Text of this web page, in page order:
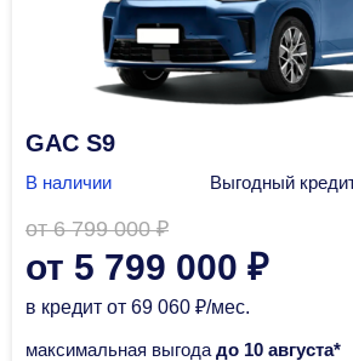
GAC S9
В наличии Выгодный
от 6 799 000 ₽
от 5 799 000 ₽
в кредит от 69 060 ₽/мec.
максимальная выгода до 10 августа*